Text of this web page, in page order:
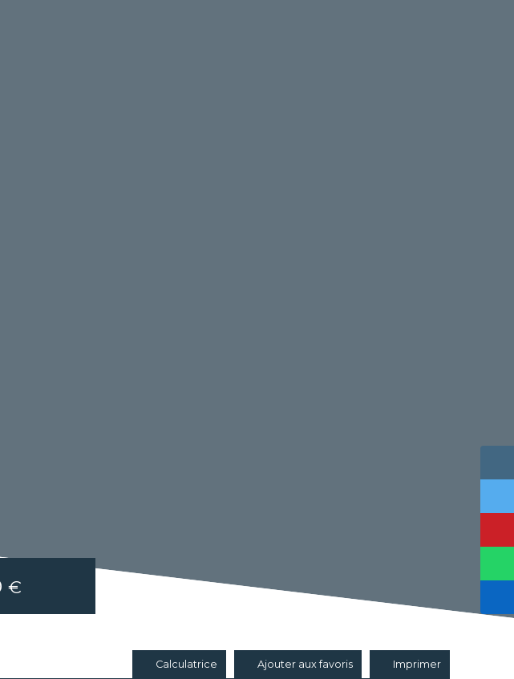
€
Calculatrice Ajouter aux favoris Imprimer